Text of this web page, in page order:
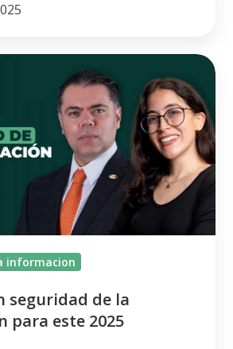
informacion
seguridad de la
para este 2025